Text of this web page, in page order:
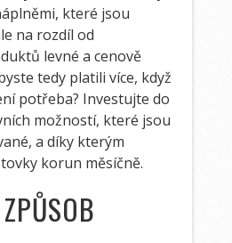
které jsou
na rozdíl od
levné a cenově
tedy platili více, když
potřeba? Investujte do
možností, které jsou
a díky kterým
korun měsíčně.